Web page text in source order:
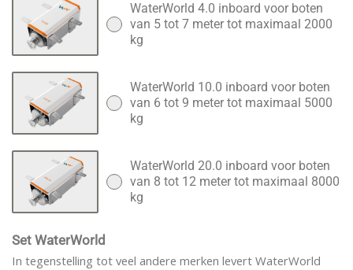
WaterWorld 4.0 inboard voor boten
van 5 tot 7 meter tot maximaal 2000
kg
WaterWorld 10.0 inboard voor boten
van 6 tot 9 meter tot maximaal 5000
kg
WaterWorld 20.0 inboard voor boten
van 8 tot 12 meter tot maximaal 8000
kg
Set WaterWorld
In tegenstelling tot veel andere merken levert WaterWorld